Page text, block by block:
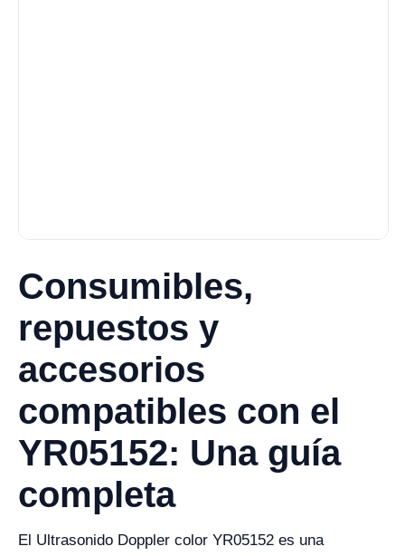
Consumibles,
repuestos y
accesorios
compatibles con el
YR05152: Una guía
completa
El Ultrasonido Doppler color YR05152 es una